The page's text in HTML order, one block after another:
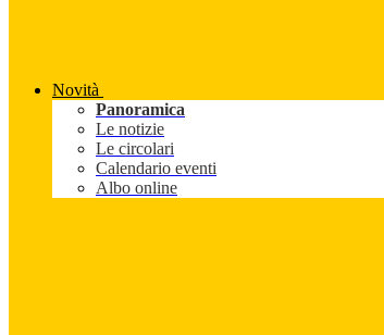
Novità
Panoramica
Le notizie
Le circolari
Calendario eventi
Albo online